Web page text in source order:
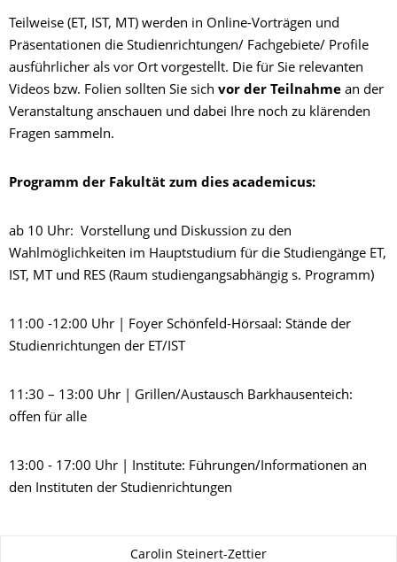
Teilweise (ET, IST, MT) werden in Online-Vorträgen und
Präsentationen die Studienrichtungen/ Fachgebiete/ Profile
ausführlicher als vor Ort vorgestellt. Die für Sie relevanten
Videos bzw. Folien sollten Sie sich vor der Teilnahme an der
Veranstaltung anschauen und dabei Ihre noch zu klärenden
Fragen sammeln.
Programm der Fakultät zum dies academicus:
ab 10 Uhr: Vorstellung und Diskussion zu den
Wahlmöglichkeiten im Hauptstudium für die Studiengänge ET,
IST, MT und RES (Raum studiengangsabhängig s. Programm)
11:00 -12:00 Uhr | Foyer Schönfeld-Hörsaal: Stände der
Studienrichtungen der ET/IST
11:30 – 13:00 Uhr | Grillen/Austausch Barkhausenteich:
offen für alle
13:00 - 17:00 Uhr | Institute: Führungen/Informationen an
den Instituten der Studienrichtungen
Zu dieser SeiteCarolin Steinert-Zettier